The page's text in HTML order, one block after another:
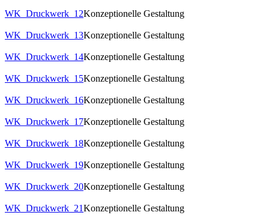
WK_Druckwerk_12Konzeptionelle Gestaltung
WK_Druckwerk_13Konzeptionelle Gestaltung
WK_Druckwerk_14Konzeptionelle Gestaltung
WK_Druckwerk_15Konzeptionelle Gestaltung
WK_Druckwerk_16Konzeptionelle Gestaltung
WK_Druckwerk_17Konzeptionelle Gestaltung
WK_Druckwerk_18Konzeptionelle Gestaltung
WK_Druckwerk_19Konzeptionelle Gestaltung
WK_Druckwerk_20Konzeptionelle Gestaltung
WK_Druckwerk_21Konzeptionelle Gestaltung